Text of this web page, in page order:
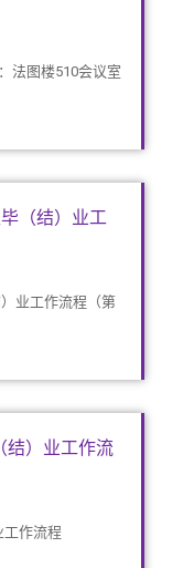
法图楼510会议室
（结）业工
业工作流程（第
结）业工作流
工作流程